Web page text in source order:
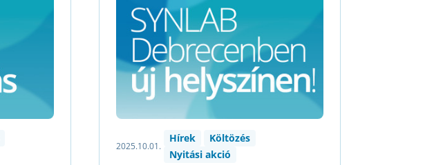
2025.10.01.
Hírek
Költözés
Nyitási akció